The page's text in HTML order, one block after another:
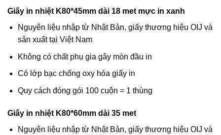
Giấy in nhiệt K80*45mm dài 18 met mực in xanh
Nguyên liệu nhập từ Nhật Bản, giấy thương hiệu OIJ và
sản xuất tại Việt Nam
Không có chất phụ gia gây mòn đầu in
Có lớp bạc chống oxy hóa giấy in
Quy cách đóng gói 100 cuộn = 1 thùng
Giấy in nhiệt K80*60mm dài 35 met
Nguyên liệu nhập từ Nhật Bản, giấy thương hiệu OIJ và